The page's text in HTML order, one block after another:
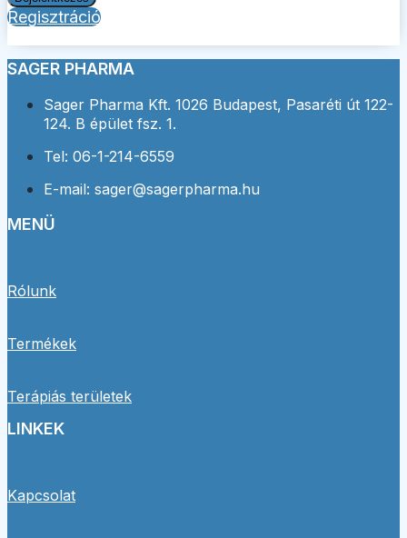
Regisztráció
SAGER PHARMA
Sager Pharma Kft. 1026 Budapest, Pasaréti út 122-
124. B épület fsz. 1.
Tel: 06-1-214-6559
E-mail: sager@sagerpharma.hu
MENÜ
Rólunk
Termékek
Terápiás területek
LINKEK
Kapcsolat